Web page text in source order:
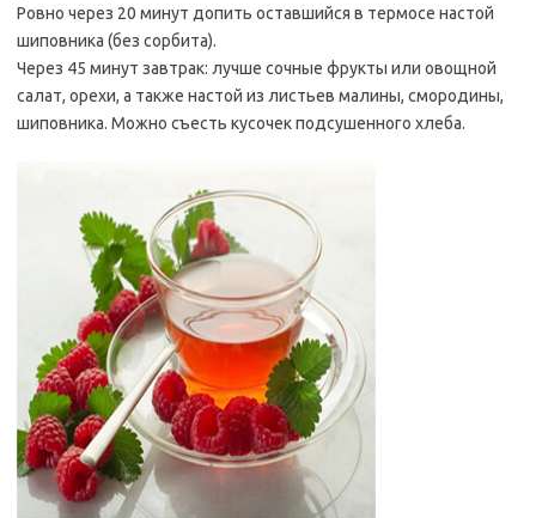
Ровно через 20 минут допить оставшийся в термосе настой
шиповника (без сорбита).
Через 45 минут завтрак: лучше сочные фрукты или овощной
салат, орехи, а также настой из листьев малины, смородины,
шиповника. Можно съесть кусочек подсушенного хлеба.